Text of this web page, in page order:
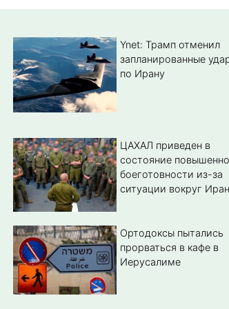
Ynet: Трамп отменил
запланированные
по Ирану
ЦАХАЛ приведен в
состояние
боеготовности из-за
ситуации вокруг
Ортодоксы пытались
прорваться в кафе в
Иерусалиме